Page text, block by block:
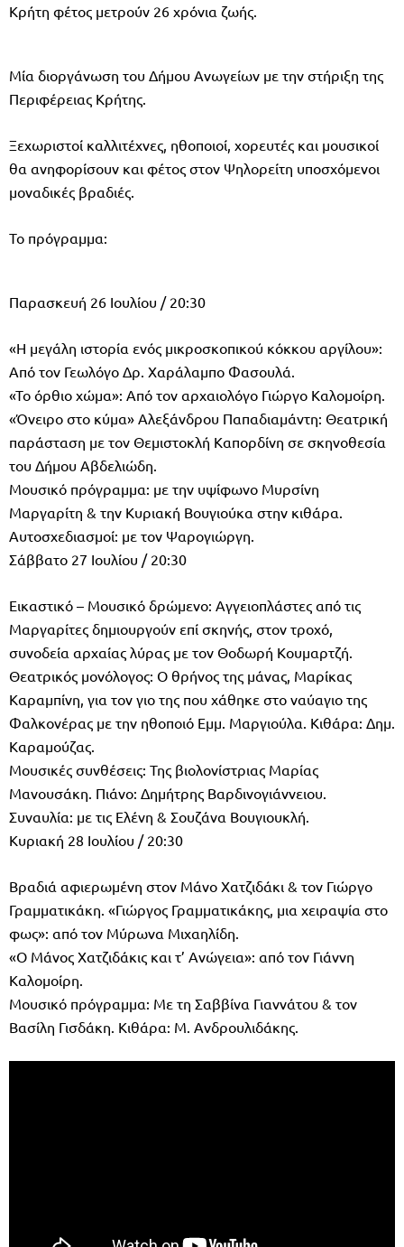
Κρήτη φέτος μετρούν 26 χρόνια ζωής.
Μία διοργάνωση του Δήμου Ανωγείων με την στήριξη της
Περιφέρειας Κρήτης.
Ξεχωριστοί καλλιτέχνες, ηθοποιοί, χορευτές και μουσικοί
θα ανηφορίσουν και φέτος στον Ψηλορείτη υποσχόμενοι
μοναδικές βραδιές.
Το πρόγραμμα:
Παρασκευή 26 Ιουλίου / 20:30
«Η μεγάλη ιστορία ενός μικροσκοπικού κόκκου αργίλου»:
Aπό τον Γεωλόγο Δρ. Χαράλαμπο Φασουλά.
«Το όρθιο χώμα»: Από τον αρχαιολόγο Γιώργο Καλομοίρη.
«Όνειρο στο κύμα» Αλεξάνδρου Παπαδιαμάντη: Θεατρική
παράσταση με τον Θεμιστοκλή Καπορδίνη σε σκηνοθεσία
του Δήμου Αβδελιώδη.
Μουσικό πρόγραμμα: με την υψίφωνο Μυρσίνη
Μαργαρίτη & την Κυριακή Βουγιούκα στην κιθάρα.
Αυτοσχεδιασμοί: με τον Ψαρογιώργη.
Σάββατο 27 Ιουλίου / 20:30
Εικαστικό – Μουσικό δρώμενο: Αγγειοπλάστες από τις
Μαργαρίτες δημιουργούν επί σκηνής, στον τροχό,
συνοδεία αρχαίας λύρας με τον Θοδωρή Κουμαρτζή.
Θεατρικός μονόλογος: Ο θρήνος της μάνας, Μαρίκας
Καραμπίνη, για τον γιο της που χάθηκε στο ναύαγιο της
Φαλκονέρας με την ηθοποιό Εμμ. Μαργιούλα. Κιθάρα: Δημ.
Καραμούζας.
Μουσικές συνθέσεις: Της βιολονίστριας Μαρίας
Μανουσάκη. Πιάνο: Δημήτρης Βαρδινογιάννειου.
Συναυλία: με τις Ελένη & Σουζάνα Βουγιουκλή.
Κυριακή 28 Ιουλίου / 20:30
Βραδιά αφιερωμένη στον Μάνο Χατζιδάκι & τον Γιώργο
Γραμματικάκη. «Γιώργος Γραμματικάκης, μια χειραψία στο
φως»: από τον Μύρωνα Μιχαηλίδη.
«Ο Μάνος Χατζιδάκις και τ’ Ανώγεια»: από τον Γιάννη
Καλομοίρη.
Μουσικό πρόγραμμα: Με τη Σαββίνα Γιαννάτου & τον
Βασίλη Γισδάκη. Κιθάρα: Μ. Ανδρουλιδάκης.